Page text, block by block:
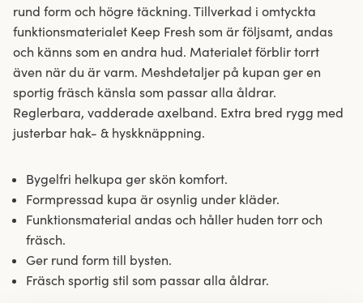
rund form och högre täckning. Tillverkad i omtyckta
funktionsmaterialet Keep Fresh som är följsamt, andas
och känns som en andra hud. Materialet förblir torrt
även när du är varm. Meshdetaljer på kupan ger en
sportig fräsch känsla som passar alla åldrar.
Reglerbara, vadderade axelband. Extra bred rygg med
justerbar hak- & hyskknäppning.
Bygelfri helkupa ger skön komfort.
Formpressad kupa är osynlig under kläder.
Funktionsmaterial andas och håller huden torr och
fräsch.
Ger rund form till bysten.
Fräsch sportig stil som passar alla åldrar.